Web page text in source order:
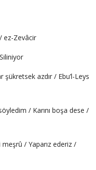
ez-Zevâcir
azdır / Ebu’l-Leys
/ Karını boşa dese /
/ Yaparız ederiz /